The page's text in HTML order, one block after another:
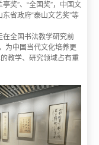
奖”、“全国奖”，中国文
东省政府“泰山文艺奖”等
在全国书法教学研究前
为中国当代文化培养更
教学、研究领域占有重